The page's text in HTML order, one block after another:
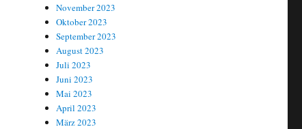
November 2023
Oktober 2023
September 2023
August 2023
Juli 2023
Juni 2023
Mai 2023
April 2023
März 2023